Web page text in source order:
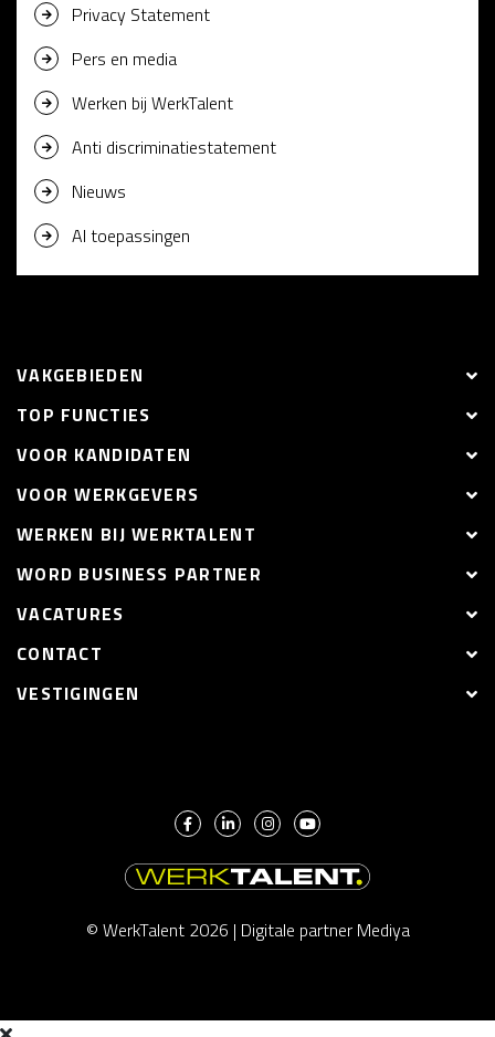
Privacy Statement
Pers en media
Werken bij WerkTalent
Anti discriminatiestatement
Nieuws
AI toepassingen
VAKGEBIEDEN
TOP FUNCTIES
VOOR KANDIDATEN
VOOR WERKGEVERS
WERKEN BIJ WERKTALENT
WORD BUSINESS PARTNER
VACATURES
CONTACT
VESTIGINGEN
© WerkTalent 2026 | Digitale partner Mediya